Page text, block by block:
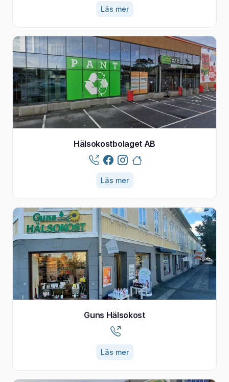
Läs mer
Hälsokostbolaget AB
Läs mer
Guns Hälsokost
Läs mer